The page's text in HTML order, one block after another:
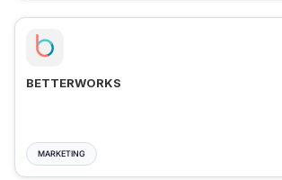
BETTERWORKS
MARKETING